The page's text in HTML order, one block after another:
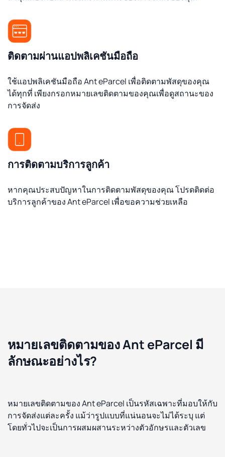
ติดตามผ่านแอปพลิเคชันมือถือ
ใช้แอปพลิเคชันมือถือ Ant eParcel เพื่อติดตามพัสดุของคุณ
ได้ทุกที่ เพียงกรอกหมายเลขติดตามของคุณเพื่อดูสถานะของ
การจัดส่ง
การติดตามบริการลูกค้า
หากคุณประสบปัญหาในการติดตามพัสดุของคุณ โปรดติดต่อ
บริการลูกค้าของ Ant eParcel เพื่อขอความช่วยเหลือ
หมายเลขติดตามของ Ant eParcel มี
ลักษณะอย่างไร?
หมายเลขติดตามของ Ant eParcel เป็นรหัสเฉพาะที่มอบให้กับ
การจัดส่งแต่ละครั้ง แม้ว่ารูปแบบที่แน่นอนจะไม่ได้ระบุ แต่
โดยทั่วไปจะเป็นการผสมผสานระหว่างตัวอักษรและตัวเลข